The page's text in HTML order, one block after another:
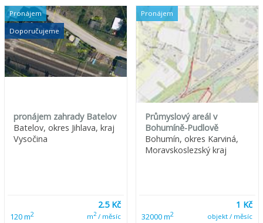
Pronájem
Doporučujeme
pronájem zahrady Batelov
Batelov, okres Jihlava, kraj
Vysočina
120 m2
2.5 Kč
m2/ měsíc
Pronájem
Průmyslový areál v
Bohumíně-Pudlově
Bohumín, okres Karviná,
Moravskoslezský kraj
32000 m2
1 Kč
objekt / měsíc